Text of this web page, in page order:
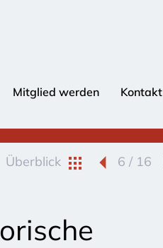
Mitglied werden Kontakt
Überblick 6 / 16